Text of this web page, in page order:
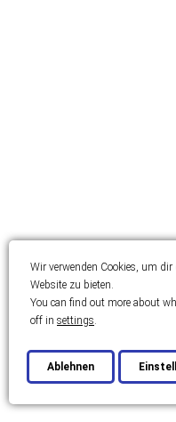
Wir verwenden Cookies, um
Website zu bieten.
You can find out more about
off in settings.
Ablehnen